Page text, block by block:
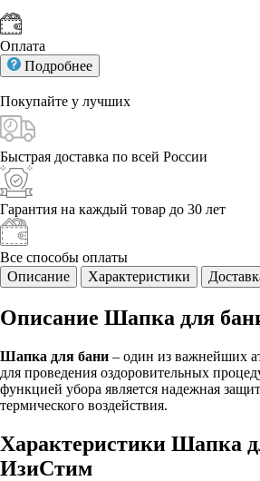
Оплата
Подробнее
Покупайте у лучших
Быстрая доставка по всей России
Гарантия на каждый товар до 30 лет
Все способы оплаты
Описание
Характеристики
Описание Шапка для
Шапка для бани – один из важнейших
для проведения оздоровительных
функцией убора является надежная
термического воздействия.
Характеристики Шапка
ИзиСтим